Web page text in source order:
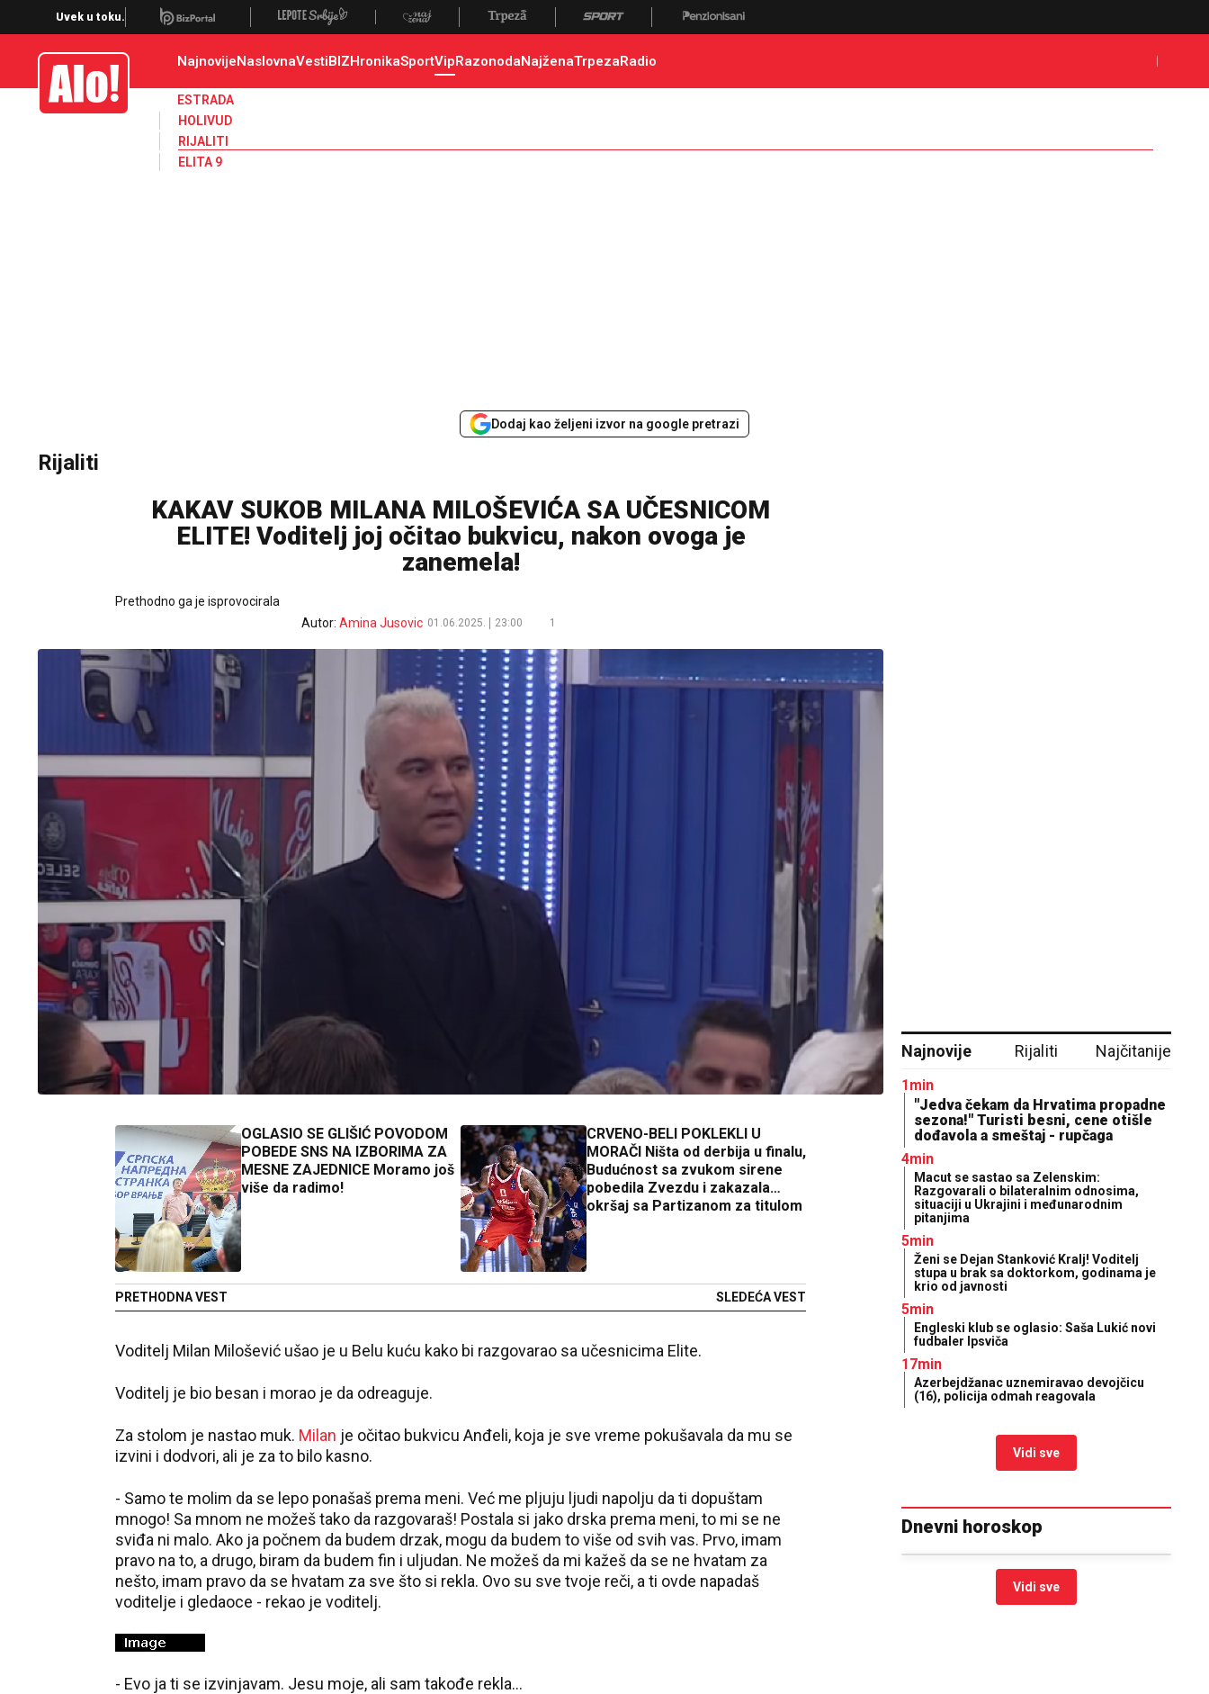
Zadruga, Rijaliti, Zadruga 4
Uvek u toku.
Alo NajnovijeNaslovnaVestiBIZHronikaSportVipRazonodaNajženaTrpezaRadio
ESTRADA
HOLIVUD
RIJALITI
ELITA 9
Dodaj kao željeni izvor na google pretrazi
Rijaliti
KAKAV SUKOB MILANA MILOŠEVIĆA SA UČESNICOM
ELITE! Voditelj joj očitao bukvicu, nakon ovoga je
zanemela!
Prethodno ga je isprovocirala
Autor: Amina Jusovic 01.06.2025. 23:00 1
OGLASIO SE GLIŠIĆ POVODOM
POBEDE SNS NA IZBORIMA ZA
MESNE ZAJEDNICE Moramo još
više da radimo!
PRETHODNA VEST
CRVENO-BELI POKLEKLI U
MORAČI Ništa od derbija u finalu,
Budućnost sa zvukom sirene
pobedila Zvezdu i zakazala
okršaj sa Partizanom za titulom
SLEDEĆA VEST
Voditelj Milan Milošević ušao je u Belu kuću kako bi razgovarao sa učesnicima Elite.
Voditelj je bio besan i morao je da odreaguje.
Za stolom je nastao muk. Milan je očitao bukvicu Anđeli, koja je sve vreme pokušavala da mu se
izvini i dodvori, ali je za to bilo kasno.
- Samo te molim da se lepo ponašaš prema meni. Već me pljuju ljudi napolju da ti dopuštam
mnogo! Sa mnom ne možeš tako da razgovaraš! Postala si jako drska prema meni, to mi se ne
sviđa ni malo. Ako ja počnem da budem drzak, mogu da budem to više od svih vas. Prvo, imam
pravo na to, a drugo, biram da budem fin i uljudan. Ne možeš da mi kažeš da se ne hvatam za
nešto, imam pravo da se hvatam za sve što si rekla. Ovo su sve tvoje reči, a ti ovde napadaš
voditelje i gledaoce - rekao je voditelj.
- Evo ja ti se izvinjavam. Jesu moje, ali sam takođe rekla...
Najnovije Rijaliti Najčitanije
1min
"Jedva čekam da Hrvatima propadne
sezona!" Turisti besni, cene otišle
dođavola a smeštaj - rupčaga
4min
Macut se sastao sa Zelenskim:
Razgovarali o bilateralnim odnosima,
situaciji u Ukrajini i međunarodnim
pitanjima
5min
Ženi se Dejan Stanković Kralj! Voditelj
stupa u brak sa doktorkom, godinama je
krio od javnosti
5min
Engleski klub se oglasio: Saša Lukić novi
fudbaler Ipsviča
17min
Azerbejdžanac uznemiravao devojčicu
(16), policija odmah reagovala
Vidi sve
Dnevni horoskop
Vidi sve